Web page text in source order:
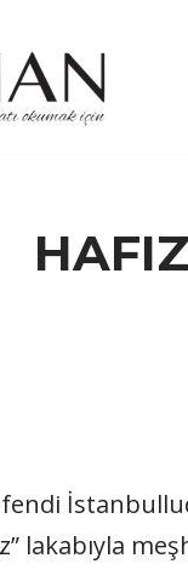
lakabıyla